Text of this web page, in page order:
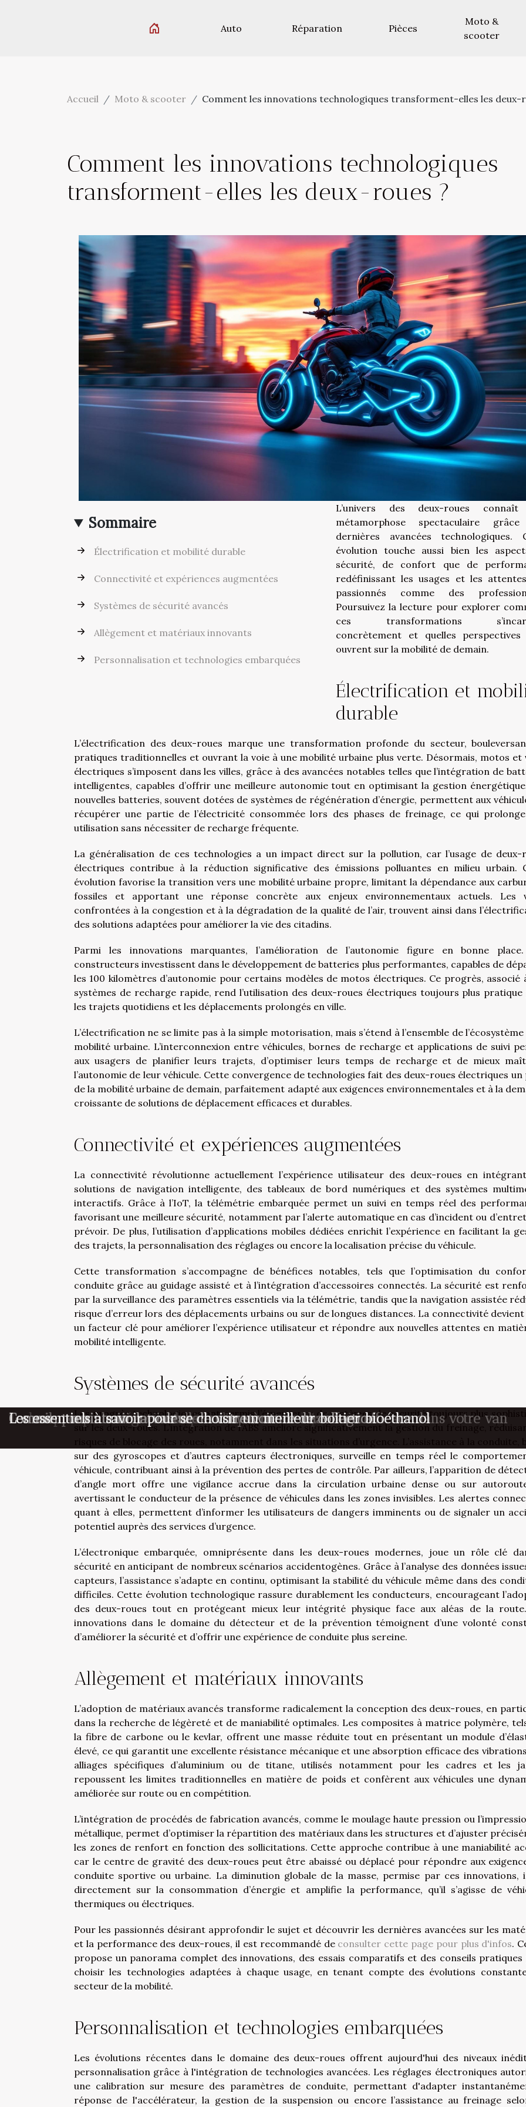
Auto Réparation Pièces
Moto &
scooter
Accueil Moto & scooter Comment les innovations technologiques transforment-elles les deux-
Comment les innovations technologiques
transforment-elles les deux-roues ?
Sommaire
Électrification et mobilité durable
Connectivité et expériences augmentées
Systèmes de sécurité avancés
Allègement et matériaux innovants
Personnalisation et technologies embarquées
L’univers des deux-roues connaît
métamorphose spectaculaire
dernières avancées technologiques.
évolution touche aussi bien les
sécurité, de confort que de
redéfinissant les usages et les
passionnés comme des
Poursuivez la lecture pour explorer
ces transformations
concrètement et quelles perspectives
ouvrent sur la mobilité de demain.
Électrification et
durable
L’électrification des deux-roues marque une transformation profonde du secteur,
pratiques traditionnelles et ouvrant la voie à une mobilité urbaine plus verte. Désormais, motos et
électriques s’imposent dans les villes, grâce à des avancées notables telles que l’intégration de
intelligentes, capables d’offrir une meilleure autonomie tout en optimisant la gestion
nouvelles batteries, souvent dotées de systèmes de régénération d’énergie, permettent aux
récupérer une partie de l’électricité consommée lors des phases de freinage, ce qui
utilisation sans nécessiter de recharge fréquente.
La généralisation de ces technologies a un impact direct sur la pollution, car l’usage de deux-
électriques contribue à la réduction significative des émissions polluantes en milieu urbain.
évolution favorise la transition vers une mobilité urbaine propre, limitant la dépendance aux
fossiles et apportant une réponse concrète aux enjeux environnementaux actuels. Les
confrontées à la congestion et à la dégradation de la qualité de l’air, trouvent ainsi dans
des solutions adaptées pour améliorer la vie des citadins.
Parmi les innovations marquantes, l’amélioration de l’autonomie figure en bonne
constructeurs investissent dans le développement de batteries plus performantes, capables de
les 100 kilomètres d’autonomie pour certains modèles de motos électriques. Ce progrès, associé
systèmes de recharge rapide, rend l’utilisation des deux-roues électriques toujours plus
les trajets quotidiens et les déplacements prolongés en ville.
L’électrification ne se limite pas à la simple motorisation, mais s’étend à l’ensemble de l’écosystème
mobilité urbaine. L’interconnexion entre véhicules, bornes de recharge et applications de suivi
aux usagers de planifier leurs trajets, d’optimiser leurs temps de recharge et de mieux
l’autonomie de leur véhicule. Cette convergence de technologies fait des deux-roues électriques un
de la mobilité urbaine de demain, parfaitement adapté aux exigences environnementales et à la
croissante de solutions de déplacement efficaces et durables.
Connectivité et expériences augmentées
La connectivité révolutionne actuellement l’expérience utilisateur des deux-roues en
solutions de navigation intelligente, des tableaux de bord numériques et des systèmes
interactifs. Grâce à l’IoT, la télémétrie embarquée permet un suivi en temps réel des
favorisant une meilleure sécurité, notamment par l’alerte automatique en cas d’incident ou
prévoir. De plus, l’utilisation d’applications mobiles dédiées enrichit l’expérience en facilitant la
des trajets, la personnalisation des réglages ou encore la localisation précise du véhicule.
Cette transformation s’accompagne de bénéfices notables, tels que l’optimisation du
conduite grâce au guidage assisté et à l’intégration d’accessoires connectés. La sécurité est
par la surveillance des paramètres essentiels via la télémétrie, tandis que la navigation assistée
risque d’erreur lors des déplacements urbains ou sur de longues distances. La connectivité
un facteur clé pour améliorer l’expérience utilisateur et répondre aux nouvelles attentes en
mobilité intelligente.
Systèmes de sécurité avancés
Les progrès technologiques ont permis l’émergence de systèmes de sécurité toujours plus
sur les deux-roues. L’intégration de l’ABS améliore significativement la gestion du freinage,
sur des gyroscopes et d’autres capteurs électroniques, surveille en temps réel le
véhicule, contribuant ainsi à la prévention des pertes de contrôle. Par ailleurs, l’apparition de
d’angle mort offre une vigilance accrue dans la circulation urbaine dense ou sur
avertissant le conducteur de la présence de véhicules dans les zones invisibles. Les alertes
quant à elles, permettent d’informer les utilisateurs de dangers imminents ou de signaler un
potentiel auprès des services d’urgence.
L’électronique embarquée, omniprésente dans les deux-roues modernes, joue un rôle clé
sécurité en anticipant de nombreux scénarios accidentogènes. Grâce à l’analyse des données
capteurs, l’assistance s’adapte en continu, optimisant la stabilité du véhicule même dans des
difficiles. Cette évolution technologique rassure durablement les conducteurs, encourageant
des deux-roues tout en protégeant mieux leur intégrité physique face aux aléas de la
innovations dans le domaine du détecteur et de la prévention témoignent d’une volonté
d’améliorer la sécurité et d’offrir une expérience de conduite plus sereine.
Allègement et matériaux innovants
L’adoption de matériaux avancés transforme radicalement la conception des deux-roues, en
dans la recherche de légèreté et de maniabilité optimales. Les composites à matrice polymère,
la fibre de carbone ou le kevlar, offrent une masse réduite tout en présentant un module
élevé, ce qui garantit une excellente résistance mécanique et une absorption efficace des
alliages spécifiques d’aluminium ou de titane, utilisés notamment pour les cadres et les
repoussent les limites traditionnelles en matière de poids et confèrent aux véhicules une
améliorée sur route ou en compétition.
L’intégration de procédés de fabrication avancés, comme le moulage haute pression ou
métallique, permet d’optimiser la répartition des matériaux dans les structures et d’ajuster
les zones de renfort en fonction des sollicitations. Cette approche contribue à une maniabilité
car le centre de gravité des deux-roues peut être abaissé ou déplacé pour répondre aux
conduite sportive ou urbaine. La diminution globale de la masse, permise par ces innovations,
directement sur la consommation d’énergie et amplifie la performance, qu’il s’agisse de
thermiques ou électriques.
Pour les passionnés désirant approfondir le sujet et découvrir les dernières avancées sur les
et la performance des deux-roues, il est recommandé de consulter cette page pour plus d'infos.
propose un panorama complet des innovations, des essais comparatifs et des conseils
choisir les technologies adaptées à chaque usage, en tenant compte des évolutions
secteur de la mobilité.
Personnalisation et technologies embarquées
Les évolutions récentes dans le domaine des deux-roues offrent aujourd'hui des niveaux
personnalisation grâce à l'intégration de technologies avancées. Les réglages électroniques
une calibration sur mesure des paramètres de conduite, permettant d'adapter
réponse de l'accélérateur, la gestion de la suspension ou encore l’assistance au freinage
Conseils pour choisir un circuit de motocross adapté à votre niveau
Techniques pour négocier le prix d'une voiture d'occasion
Conseils pour choisir et installer un système de chauffage efficace dans votre van
Comment maintenir la valeur de votre voiture de collection
Les essentiels à savoir pour se choisir un meilleur boitier bioéthanol